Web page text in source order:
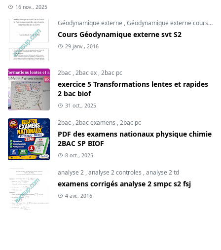
16 nov., 2025
Géodynamique externe ,Géodynamique externe cours ,
Cours Géodynamique externe svt S2
29 janv., 2016
2bac ,2bac ex ,2bac pc
exercice 5 Transformations lentes et rapides
2 bac biof
31 oct., 2025
2bac ,2bac examens ,2bac pc
PDF des examens nationaux physique chimie
2BAC SP BIOF
8 oct., 2025
analyse 2 ,analyse 2 controles ,analyse 2 td
examens corrigés analyse 2 smpc s2 fsj
4 avr., 2016